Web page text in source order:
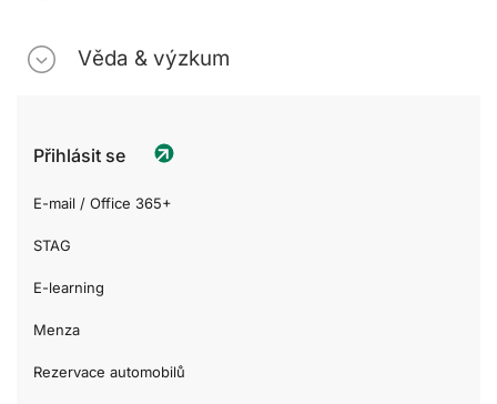
Věda & výzkum
Přihlásit se
E-mail / Office 365+
STAG
E-learning
Menza
Rezervace automobilů